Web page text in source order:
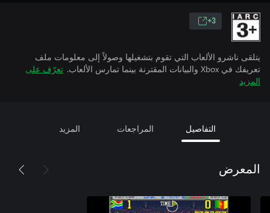
3+
يتلقى ناشرو الألعاب التي تقوم بتشغيلها وصولاً إلى معلومات ملف
تعريفك في Xbox والبيانات المقترنة بينما تمارس الألعاب.
تعرّف على
المزيد
التفاصيل المراجعات المزيد
المعرض